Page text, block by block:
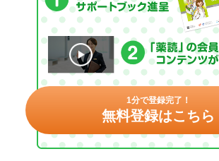
1分で登録完了！
無料登録はこちら